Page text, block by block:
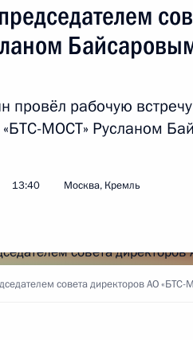
провёл рабочую
«БТС-МОСТ» Русланом
13:40 Москва, Кремль
совета директоров АО